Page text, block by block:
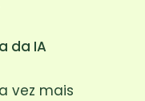
da IA
vez mais